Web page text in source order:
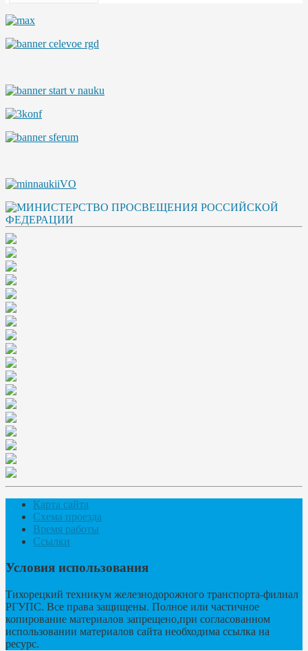
Карта сайта
Схема проезда
Время работы
Ссылки
Условия использования
Тихорецкий техникум железнодорожного транспорта-филиал
РГУПС. Все права защищены. Полное или частичное
копирование материалов запрещено,при согласованном
использовании материалов сайта необходима ссылка на
ресурс.